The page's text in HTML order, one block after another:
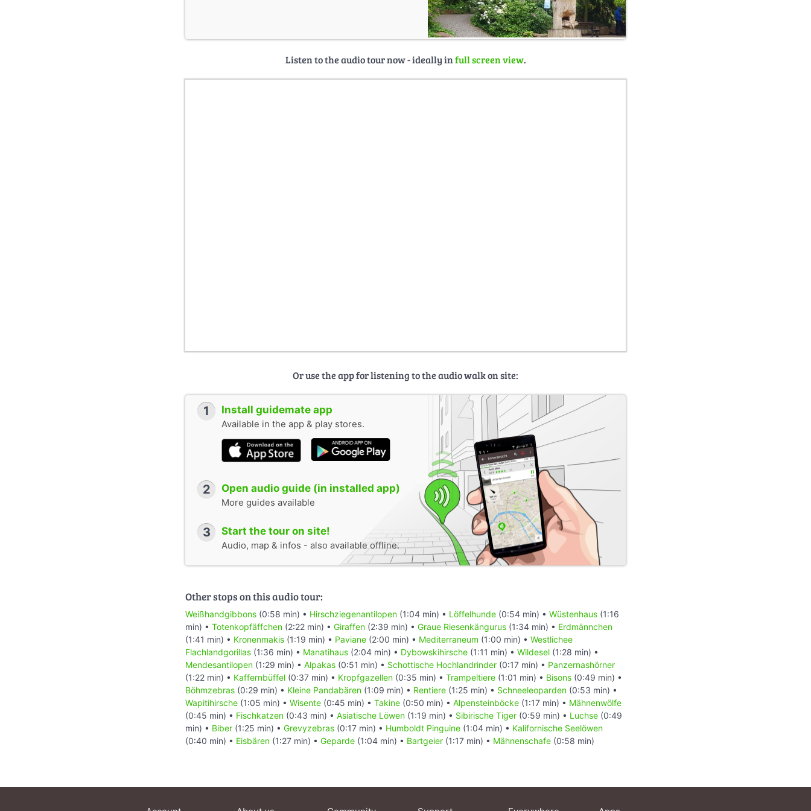
Listen to the audio tour now - ideally infull screen view.
Or use the app for listening to the audio walk on site:
1 Install guidemate app
Available in the app & play stores.
2 Open audio guide (in installed app)
More guides available
3 Start the tour on site!
Audio, map & infos - also available offline.
Other stops on this audio tour:
Weißhandgibbons (0:58 min) • Hirschziegenantilopen (1:04 min) • Löffelhunde (0:54 min) • Wüstenhaus (1:16
min) • Totenkopfäffchen (2:22 min) • Giraffen (2:39 min) • Graue Riesenkängurus (1:34 min) • Erdmännchen
(1:41 min) • Kronenmakis (1:19 min) • Paviane (2:00 min) • Mediterraneum (1:00 min) • Westlichee
Flachlandgorillas (1:36 min) • Manatihaus (2:04 min) • Dybowskihirsche (1:11 min) • Wildesel (1:28 min) •
Mendesantilopen (1:29 min) • Alpakas (0:51 min) • Schottische Hochlandrinder (0:17 min) • Panzernashörner
(1:22 min) • Kaffernbüffel (0:37 min) • Kropfgazellen (0:35 min) • Trampeltiere (1:01 min) • Bisons (0:49 min) •
Böhmzebras (0:29 min) • Kleine Pandabären (1:09 min) • Rentiere (1:25 min) • Schneeleoparden (0:53 min) •
Wapitihirsche (1:05 min) • Wisente (0:45 min) • Takine (0:50 min) • Alpensteinböcke (1:17 min) • Mähnenwölfe
(0:45 min) • Fischkatzen (0:43 min) • Asiatische Löwen (1:19 min) • Sibirische Tiger (0:59 min) • Luchse (0:49
min) • Biber (1:25 min) • Grevyzebras (0:17 min) • Humboldt Pinguine (1:04 min) • Kalifornische Seelöwen
(0:40 min) • Eisbären (1:27 min) • Geparde (1:04 min) • Bartgeier (1:17 min) • Mähnenschafe (0:58 min)